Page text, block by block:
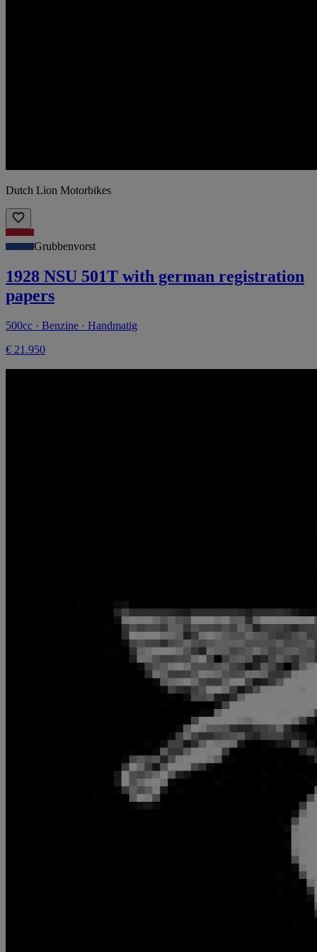
Dutch Lion Motorbikes
Grubbenvorst
1928 NSU 501T with german registration
papers
500cc · Benzine · Handmatig
€ 21.950